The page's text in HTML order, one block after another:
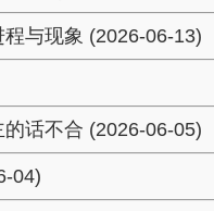
与现象 (2026-06-13)
话不合 (2026-06-05)
04)